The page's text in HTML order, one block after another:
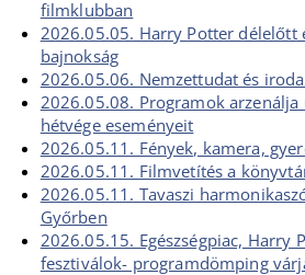
filmklubban
2026.05.05. Harry Potter délelőtt
bajnokság
2026.05.06. Nemzettudat és
2026.05.08. Programok
hétvége eseményeit
2026.05.11. Fények, kamera,
2026.05.11. Filmvetítés a
2026.05.11. Tavaszi
Győrben
2026.05.15. Egészségpiac, Harry
fesztiválok- programdömping